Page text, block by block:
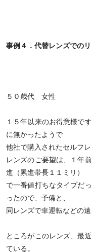
事例４．代替レンズでの
５０歳代 女性
１５年以来のお得意様で
に無かったようで
他社で購入されたセルフ
レンズのご要望は、１年
進（累進帯長１１ミリ）
で一番値打ちなタイプだ
ったので、予備と、
同レンズで車運転などの遠
ところがこのレンズ、最
ている。